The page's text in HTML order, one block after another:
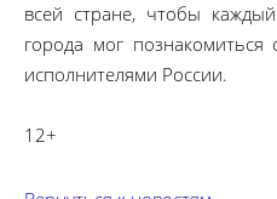
всей стране, чтобы
города мог
исполнителями России.
12+